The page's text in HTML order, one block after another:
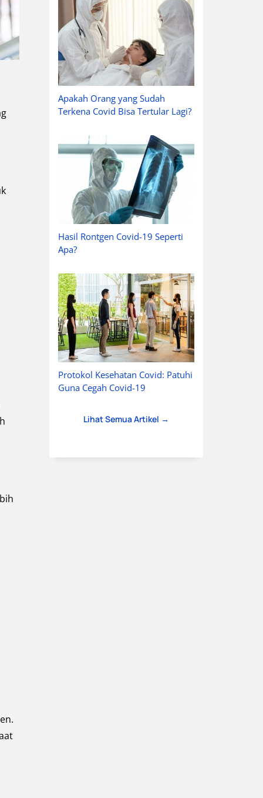
Apakah Orang yang Sudah
Terkena Covid Bisa Tertular Lagi?
Hasil Rontgen Covid-19 Seperti
Apa?
Protokol Kesehatan Covid: Patuhi
Guna Cegah Covid-19
Lihat Semua Artikel →